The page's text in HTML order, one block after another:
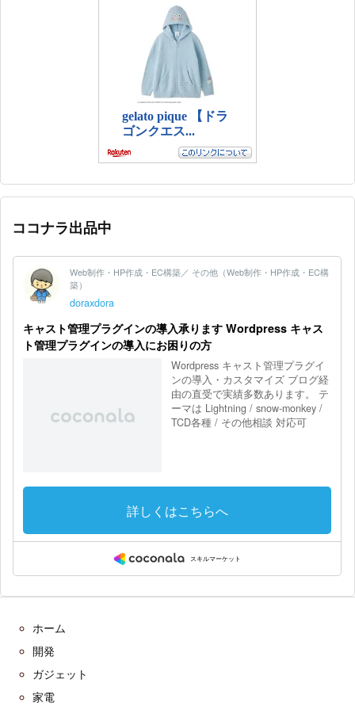
ココナラ出品中
ホーム
開発
ガジェット
家電